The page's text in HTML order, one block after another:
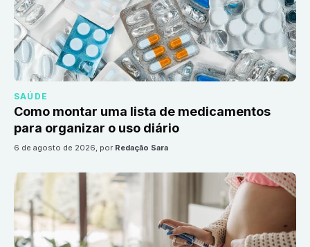
SAÚDE
Como montar uma lista de medicamentos
para organizar o uso diário
6 de agosto de 2026, por Redação Sara